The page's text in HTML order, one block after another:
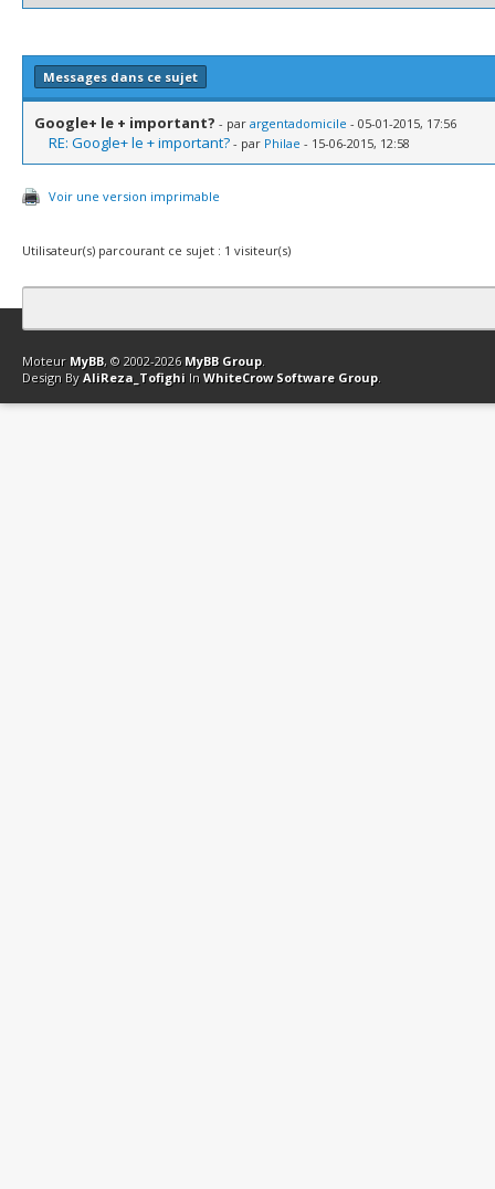
Messages dans ce sujet
Google+ le + important? - par argentadomicile - 05-01-2015, 17:56
RE: Google+ le + important? - par Philae - 15-06-2015, 12:58
Voir une version imprimable
Utilisateur(s) parcourant ce sujet : 1 visiteur(s)
Contact Club Affiliation Retourner en haut Version bas-débit
Moteur MyBB, © 2002-2026 MyBB Group.
Design By AliReza_Tofighi In WhiteCrow Software Group.